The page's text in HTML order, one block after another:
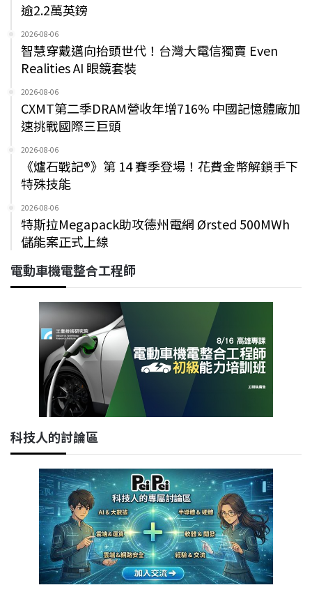
逾2.2萬英鎊
2026-08-06
智慧穿戴邁向抬頭世代！台灣大電信獨賣 Even
Realities AI 眼鏡套裝
2026-08-06
CXMT第二季DRAM營收年增716% 中國記憶體廠加
速挑戰國際三巨頭
2026-08-06
《爐石戰記®》第 14 賽季登場！花費金幣解鎖手下
特殊技能
2026-08-06
特斯拉Megapack助攻德州電網 Ørsted 500MWh
儲能案正式上線
電動車機電整合工程師
科技人的討論區